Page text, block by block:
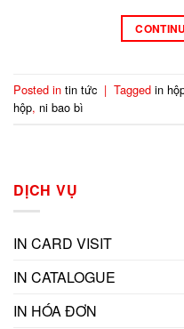
Posted in tin tức | Tagged in
hộp, ni bao bì
DỊCH VỤ
IN CARD VISIT
IN CATALOGUE
IN HÓA ĐƠN